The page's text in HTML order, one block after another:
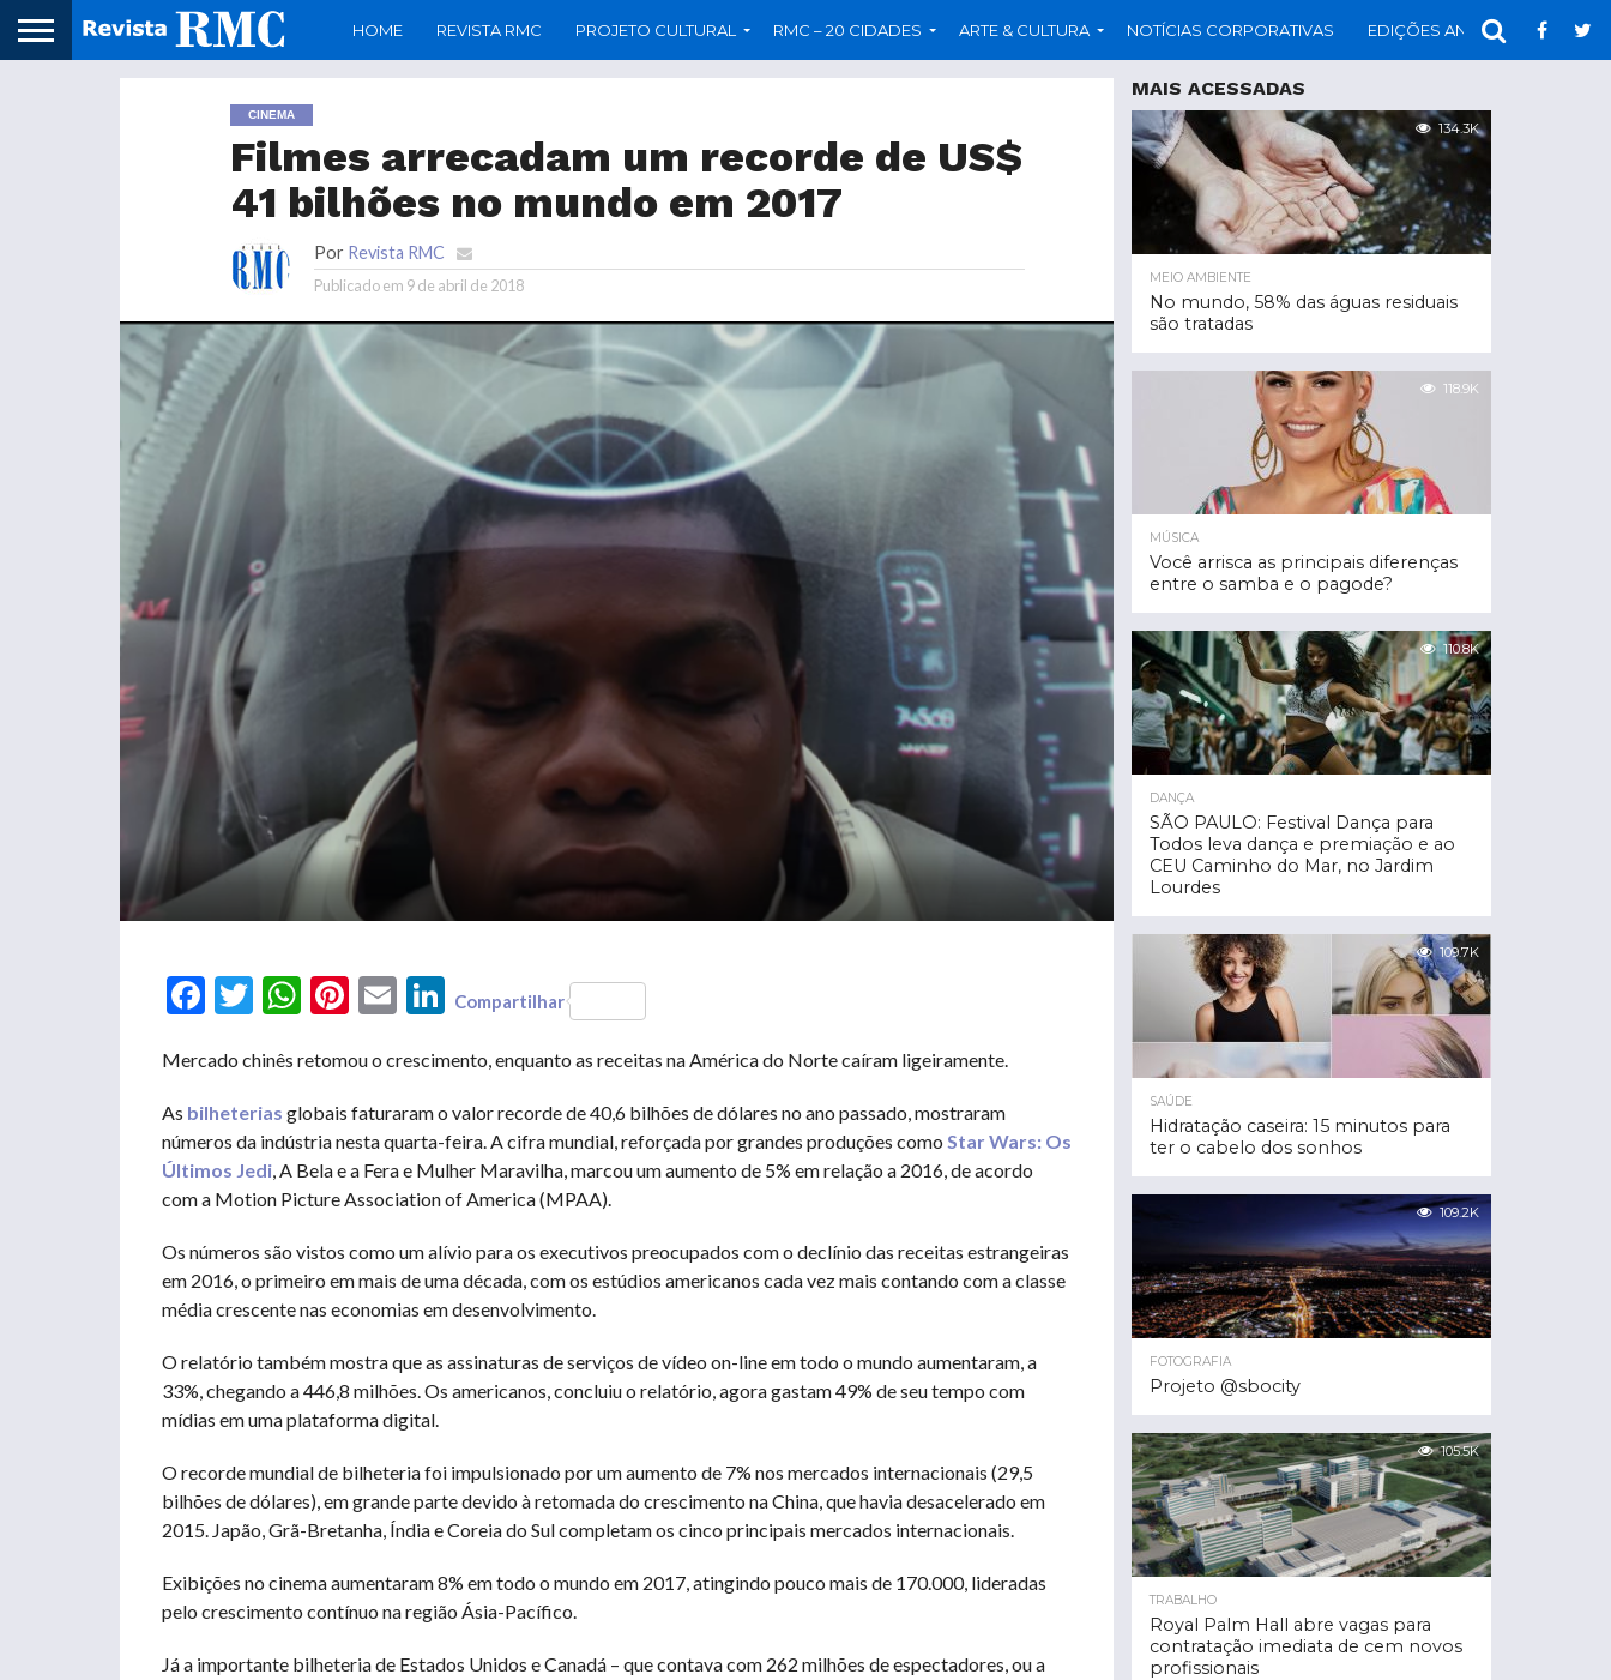
HOME REVISTA RMC PROJETO CULTURAL RMC – 20 CIDADES ARTE & CULTURA NOTÍCIAS CORPORATIVAS EDIÇÕES ANTERIORES
CINEMA
Filmes arrecadam um recorde de US$
41 bilhões no mundo em 2017
Por Revista RMC
Publicado em 9 de abril de 2018
FacebookTwitterWhatsAppPinterest
Email LinkedIn
Compartilhar
Mercado chinês retomou o crescimento, enquanto as receitas na América do Norte caíram ligeiramente.
As bilheterias globais faturaram o valor recorde de 40,6 bilhões de dólares no ano passado, mostraram
números da indústria nesta quarta-feira. A cifra mundial, reforçada por grandes produções como Star Wars: Os
Últimos Jedi, A Bela e a Fera e Mulher Maravilha, marcou um aumento de 5% em relação a 2016, de acordo
com a Motion Picture Association of America (MPAA).
Os números são vistos como um alívio para os executivos preocupados com o declínio das receitas estrangeiras
em 2016, o primeiro em mais de uma década, com os estúdios americanos cada vez mais contando com a classe
média crescente nas economias em desenvolvimento.
O relatório também mostra que as assinaturas de serviços de vídeo on-line em todo o mundo aumentaram, a
33%, chegando a 446,8 milhões. Os americanos, concluiu o relatório, agora gastam 49% de seu tempo com
mídias em uma plataforma digital.
O recorde mundial de bilheteria foi impulsionado por um aumento de 7% nos mercados internacionais (29,5
bilhões de dólares), em grande parte devido à retomada do crescimento na China, que havia desacelerado em
2015. Japão, Grã-Bretanha, Índia e Coreia do Sul completam os cinco principais mercados internacionais.
Exibições no cinema aumentaram 8% em todo o mundo em 2017, atingindo pouco mais de 170.000, lideradas
pelo crescimento contínuo na região Ásia-Pacífico.
Já a importante bilheteria de Estados Unidos e Canadá – que contava com 262 milhões de espectadores, ou a
MAIS ACESSADAS
134.3K
MEIO AMBIENTE
No mundo, 58% das águas residuais
são tratadas
118.9K
MÚSICA
Você arrisca as principais diferenças
entre o samba e o pagode?
110.8K
DANÇA
SÃO PAULO: Festival Dança para
Todos leva dança e premiação e ao
CEU Caminho do Mar, no Jardim
Lourdes
109.7K
SAÚDE
Hidratação caseira: 15 minutos para
ter o cabelo dos sonhos
109.2K
FOTOGRAFIA
Projeto @sbocity
105.5K
TRABALHO
Royal Palm Hall abre vagas para
contratação imediata de cem novos
profissionais